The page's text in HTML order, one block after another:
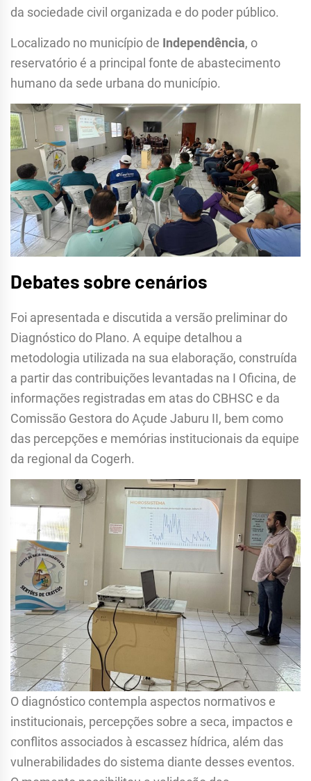
da sociedade civil organizada e do poder público.
Localizado no município de Independência, o
reservatório é a principal fonte de abastecimento
humano da sede urbana do município.
Debates sobre cenários
Foi apresentada e discutida a versão preliminar do
Diagnóstico do Plano. A equipe detalhou a
metodologia utilizada na sua elaboração, construída
a partir das contribuições levantadas na I Oficina, de
informações registradas em atas do CBHSC e da
Comissão Gestora do Açude Jaburu II, bem como
das percepções e memórias institucionais da equipe
da regional da Cogerh.
O diagnóstico contempla aspectos normativos e
institucionais, percepções sobre a seca, impactos e
conflitos associados à escassez hídrica, além das
vulnerabilidades do sistema diante desses eventos.